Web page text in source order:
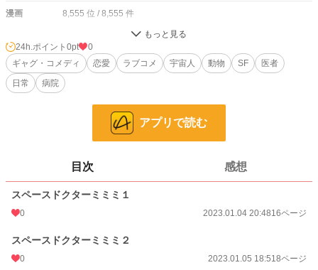
漫画 8,555 位 / 8,555 件
お気に入り 1
24h.ポイント 0 pt
2023.01.05 18:51
2023.01.04 20:48
月間ポイント
年間ポイント 42 pt (4,643 位)
累計ポイント
24h.ポイント 0pt
0
ギャグ・コメディ
恋愛 ラブコメ 宇宙人 動物 SF
医者
日常
病院
アプリで読む
目次 感想
スペースドクターミミミ１
0 2023.01.04 20:4816ページ
スペースドクターミミミ２
0 2023.01.05 18:518ページ